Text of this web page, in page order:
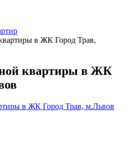
в ЖК Город Трав,
квартиры в ЖК